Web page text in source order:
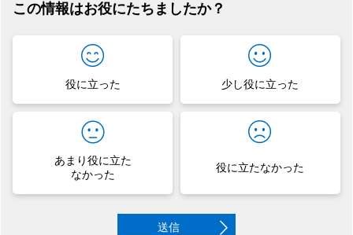
この情報はお役にたちましたか？
役に立った 少し役に立った
あまり役に立た
なかった
役に立たなかった
送信